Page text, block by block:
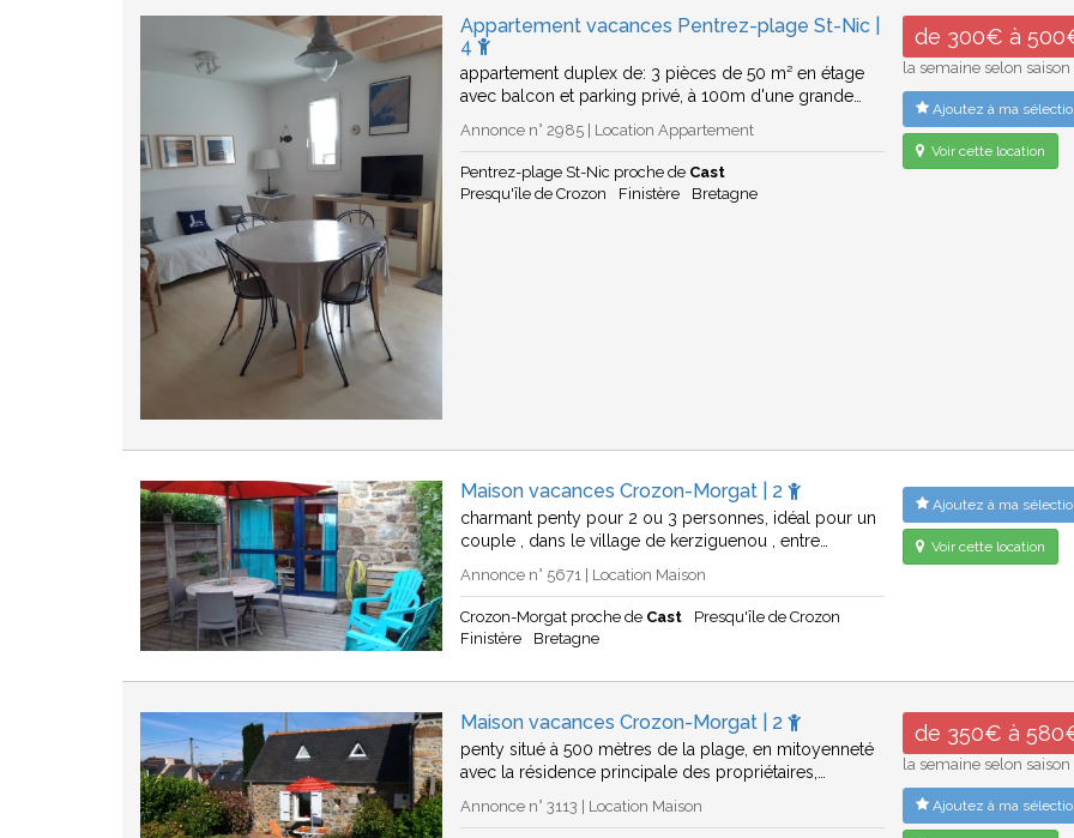
Appartement vacances Pentrez-plage St-Nic |
4
appartement duplex de: 3 pièces de 50 m² en étage
avec balcon et parking privé, à 100m d'une grande…
Annonce n° 2985 | Location Appartement
Pentrez-plage St-Nic proche de Cast
Presqu'île de Crozon
Finistère Bretagne
de 300€ à
la semaine selon saison
Ajoutez à ma
Voir cette location
Maison vacances Crozon-Morgat | 2
charmant penty pour 2 ou 3 personnes, idéal pour un
couple , dans le village de kerziguenou , entre…
Annonce n° 5671 | Location Maison
Crozon-Morgat proche de Cast
Presqu'île de Crozon
Finistère
Bretagne
Ajoutez à ma
Voir cette location
Maison vacances Crozon-Morgat | 2
penty situé à 500 mètres de la plage, en mitoyenneté
avec la résidence principale des propriétaires,…
Annonce n° 3113 | Location Maison
de 350€ à
la semaine selon saison
Ajoutez à ma